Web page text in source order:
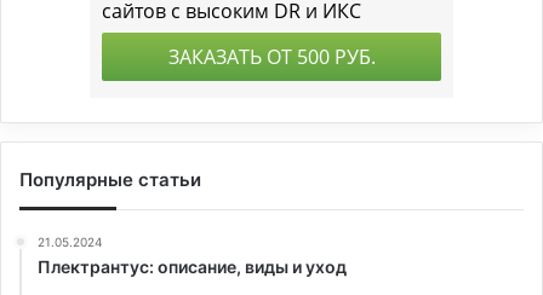
Популярные статьи
21.05.2024
Плектрантус: описание, виды и уход